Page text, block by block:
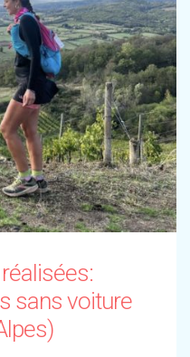
sans voiture